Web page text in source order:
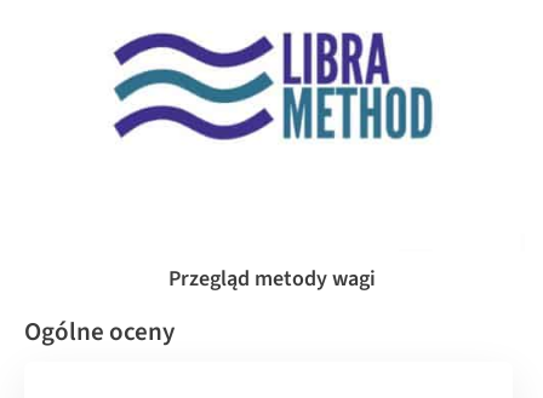
Przegląd metody wagi
Ogólne oceny